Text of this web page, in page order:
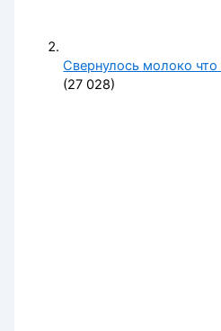
Свернулось молоко что
(27 028)